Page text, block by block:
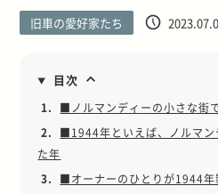
旧車の愛好家たち
目次
1.
■ノルマンディーの小さな街
2.
■1944年といえば、ノルマン
た年
3.
■オーナーのひとりが1944